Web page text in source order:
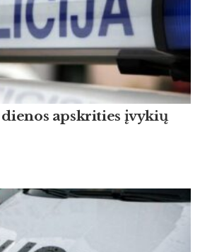
apskrities įvykių